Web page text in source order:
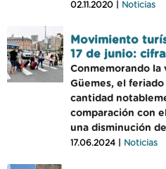
02.11.2020 | Noticias
Movimiento
17 de junio:
Conmemorando la
Güemes, el
cantidad
comparación con
una disminución
17.06.2024 | Noticias